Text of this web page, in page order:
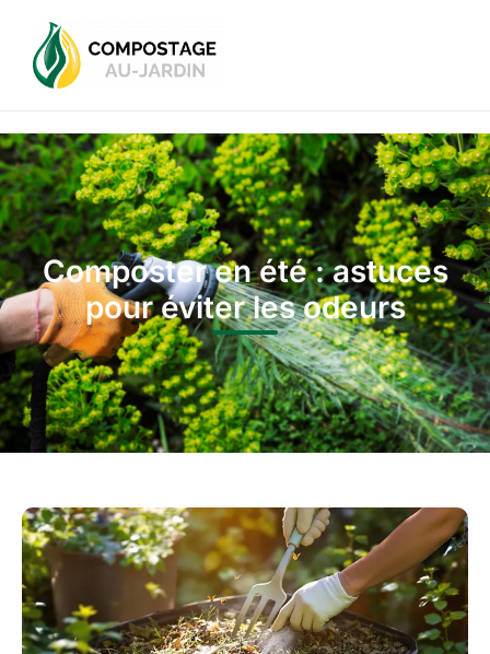
Composter en été : astuces
pour éviter les odeurs